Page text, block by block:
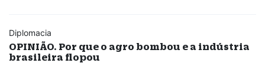
Diplomacia
OPINIÃO. Por que o agro bombou e a indústria
brasileira flopou